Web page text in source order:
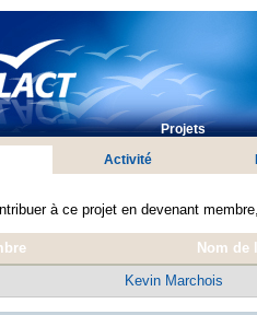
Projets
Activité
à ce projet en devenant
Nom de
Kevin Marchois